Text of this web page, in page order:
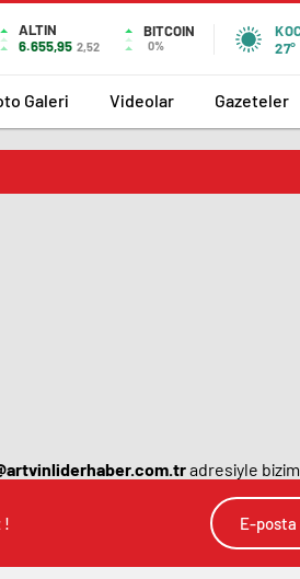
ALTIN
6.655,95 2,52
BITCOIN
0%
27°
Galeri Videolar Gazeteler
adresiyle
!